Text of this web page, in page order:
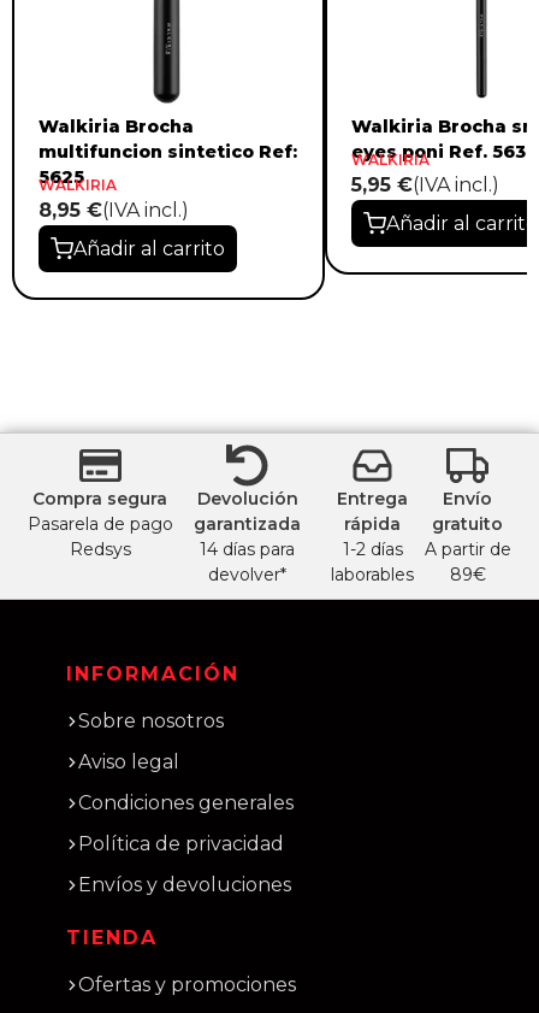
Walkiria Brocha
multifuncion sintetico Ref:
5625
WALKIRIA
8,95 €(IVA incl.)
Añadir al carrito
Walkiria Brocha
eyes poni Ref. 5638
WALKIRIA
5,95 €(IVA incl.)
Añadir al carrito
Compra segura
Pasarela de pago
Redsys
Devolución
garantizada
14 días para
devolver*
Entrega
rápida
1-2 días
laborables
Envío
gratuito
A partir de
89€
INFORMACIÓN
Sobre nosotros
Aviso legal
Condiciones generales
Política de privacidad
Envíos y devoluciones
TIENDA
Ofertas y promociones